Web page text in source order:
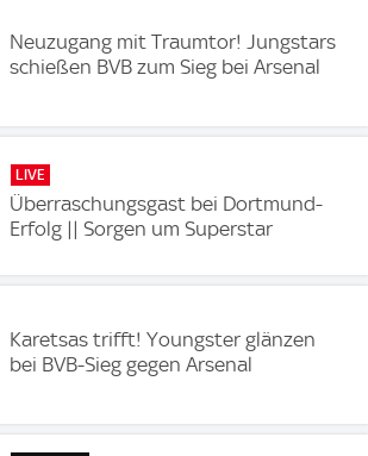
Neuzugang mit Traumtor! Jungstars
schießen BVB zum Sieg bei Arsenal
LIVE
Überraschungsgast bei Dortmund-
Erfolg || Sorgen um Superstar
Karetsas trifft! Youngster glänzen
bei BVB-Sieg gegen Arsenal